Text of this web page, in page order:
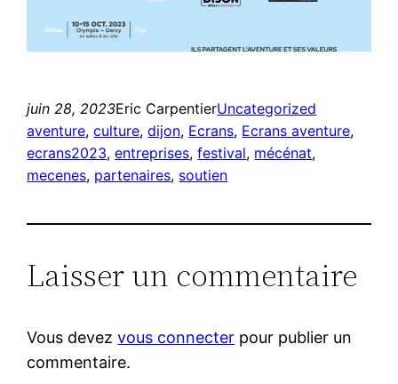
juin 28, 2023Eric CarpentierUncategorized
aventure, culture, dijon, Ecrans, Ecrans aventure
ecrans2023, entreprises, festival, mécénat
mecenes, partenaires, soutien
Laisser un commentaire
Vous devezvous connecter pour publier un
commentaire.